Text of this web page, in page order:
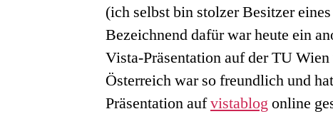
(ich selbst bin stolzer Besitzer
Bezeichnend dafür war heute ein
Vista-Präsentation auf der TU
Österreich war so freundlich und
Präsentation aufvistablog online